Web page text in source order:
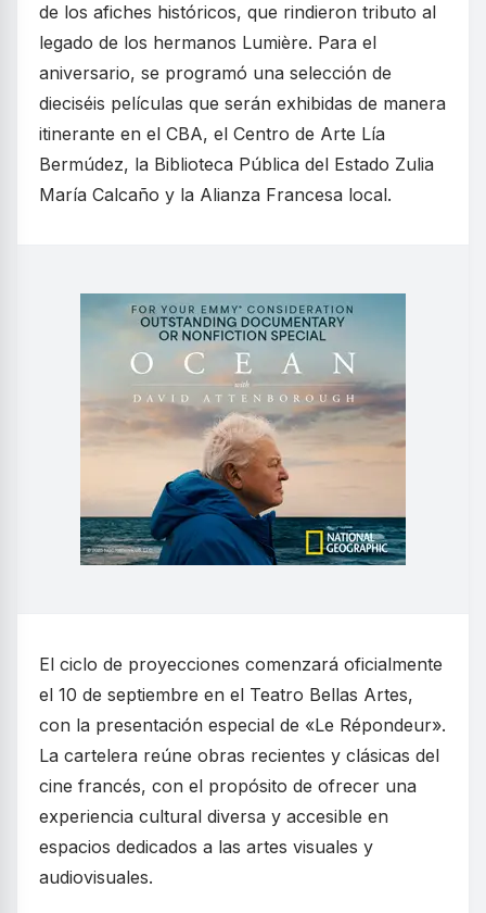
de los afiches históricos, que rindieron tributo al
legado de los hermanos Lumière. Para el
aniversario, se programó una selección de
dieciséis películas que serán exhibidas de manera
itinerante en el CBA, el Centro de Arte Lía
Bermúdez, la Biblioteca Pública del Estado Zulia
María Calcaño y la Alianza Francesa local.
El ciclo de proyecciones comenzará oficialmente
el 10 de septiembre en el Teatro Bellas Artes,
con la presentación especial de «Le Répondeur».
La cartelera reúne obras recientes y clásicas del
cine francés, con el propósito de ofrecer una
experiencia cultural diversa y accesible en
espacios dedicados a las artes visuales y
audiovisuales.